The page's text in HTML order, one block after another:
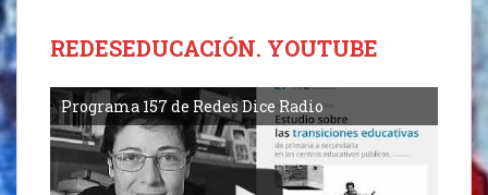
REDESEDUCACIÓN. YOUTUBE
Programa 157 de Redes Dice Radio